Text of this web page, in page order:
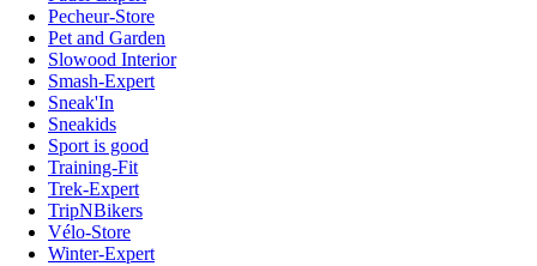
Pecheur-Store
Pet and Garden
Slowood Interior
Smash-Expert
Sneak'In
Sneakids
Sport is good
Training-Fit
Trek-Expert
TripNBikers
Vélo-Store
Winter-Expert